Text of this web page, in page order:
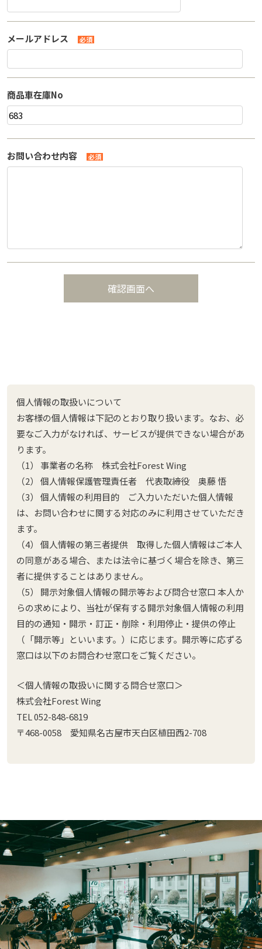
メールアドレス 必須
商品車在庫No
お問い合わせ内容 必須
個人情報の取扱いについて
お客様の個人情報は下記のとおり取り扱います。なお、必
要なご入力がなければ、サービスが提供できない場合があ
ります。
（1） 事業者の名称 株式会社Forest Wing
（2） 個人情報保護管理責任者 代表取締役 奥藤 悟
（3） 個人情報の利用目的 ご入力いただいた個人情報
は、お問い合わせに関する対応のみに利用させていただき
ます。
（4） 個人情報の第三者提供 取得した個人情報はご本人
の同意がある場合、または法令に基づく場合を除き、第三
者に提供することはありません。
（5） 開示対象個人情報の開示等および問合せ窓口 本人か
らの求めにより、当社が保有する開示対象個人情報の利用
目的の通知・開示・訂正・削除・利用停止・提供の停止
（「開示等」といいます。）に応じます。開示等に応ずる
窓口は以下のお問合わせ窓口をご覧ください。
＜個人情報の取扱いに関する問合せ窓口＞
株式会社Forest Wing
TEL 052-848-6819
〒468-0058 愛知県名古屋市天白区植田西2-708